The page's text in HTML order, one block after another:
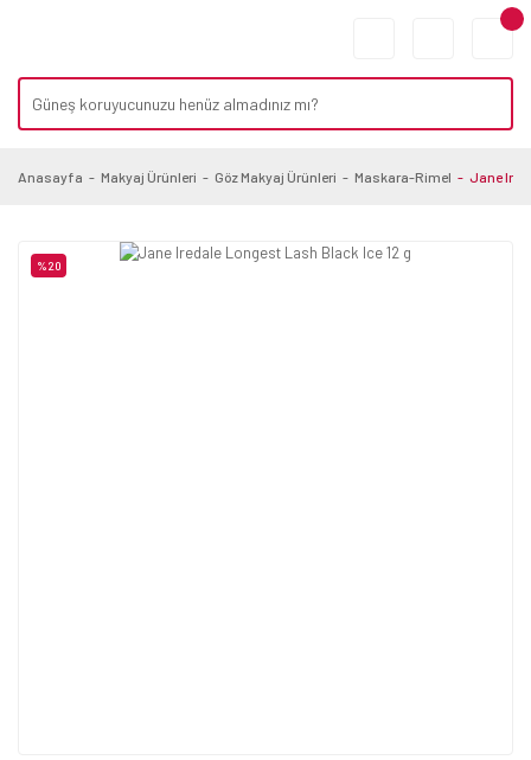
Anasayfa Makyaj Ürünleri Göz Makyaj Ürünleri Maskara-Rimel Jane
%20